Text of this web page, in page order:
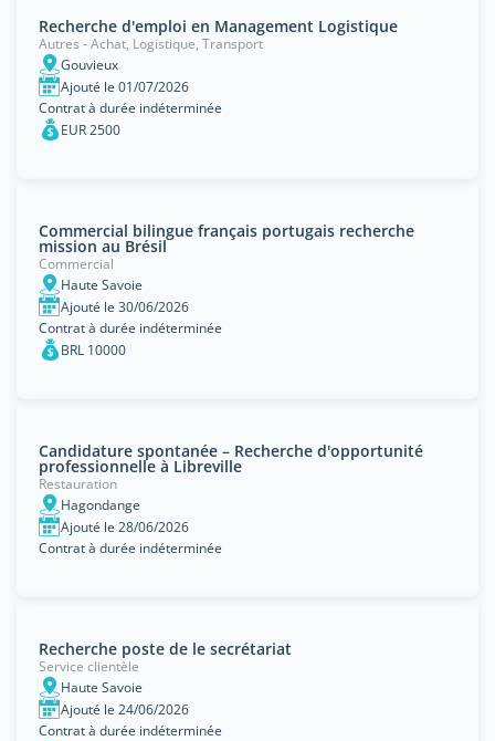
Recherche d'emploi en Management Logistique
Autres - Achat, Logistique, Transport
Gouvieux
Ajouté le 01/07/2026
Contrat à durée indéterminée
EUR 2500
Commercial bilingue français portugais recherche
mission au Brésil
Commercial
Haute Savoie
Ajouté le 30/06/2026
Contrat à durée indéterminée
BRL 10000
Candidature spontanée – Recherche d'opportunité
professionnelle à Libreville
Restauration
Hagondange
Ajouté le 28/06/2026
Contrat à durée indéterminée
Recherche poste de le secrétariat
Service clientèle
Haute Savoie
Ajouté le 24/06/2026
Contrat à durée indéterminée